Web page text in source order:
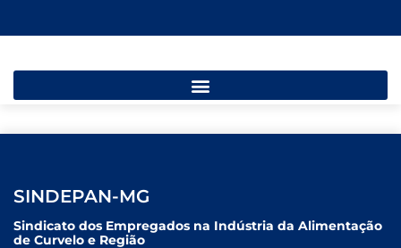
SINDEPAN-MG
Sindicato dos Empregados na Indústria da Alimentação
de Curvelo e Região